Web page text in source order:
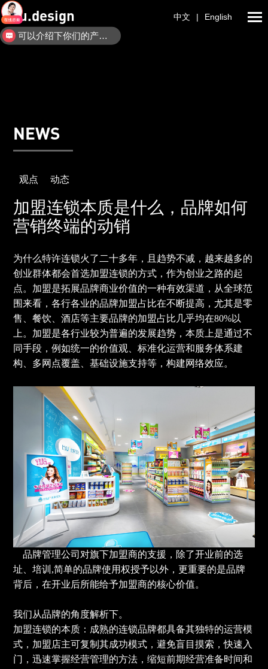
ulu.design 中文 | English
NEWS
观点 动态
加盟连锁本质是什么，品牌如何
营销终端的动销
为什么特许连锁火了二十多年，且趋势不减，越来越多的
创业群体都会首选加盟连锁的方式，作为创业之路的起
点。加盟是拓展品牌商业价值的一种有效渠道，从全球范
围来看，各行各业的品牌加盟占比在不断提高，尤其是零
售、餐饮、酒店等主要品牌的加盟占比几乎均在80%以
上。加盟是各行业较为普遍的发展趋势，本质上是通过不
同手段，例如统一的价值观、标准化运营和服务体系建
构、多网点覆盖、基础设施支持等，构建网络效应。
品牌管理公司对旗下加盟商的支援，除了开业前的选
址、培训,简单的品牌使用权授予以外，更重要的是品牌
背后，在开业后所能给予加盟商的核心价值。
我们从品牌的角度解析下。
加盟连锁的本质：成熟的连锁品牌都具备其独特的运营模
式，加盟店主可复制其成功模式，避免盲目摸索，快速入
门，迅速掌握经营管理的方法，缩短前期经营准备时间和
可以介绍下你们的产品么？